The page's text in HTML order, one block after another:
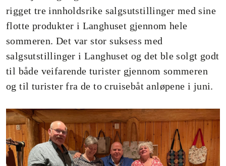
rigget tre innholdsrike salgsutstillinger med sine
flotte produkter i Langhuset gjennom hele
sommeren. Det var stor suksess med
salgsutstillinger i Langhuset og det ble solgt godt
til både veifarende turister gjennom sommeren
og til turister fra de to cruisebåt anløpene i juni.